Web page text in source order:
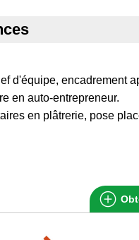
d'équipe, encadrement
en auto-entrepreneur.
en plâtrerie, pose